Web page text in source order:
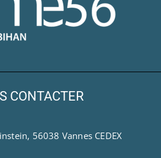
CONTACTER
56038 Vannes CEDEX